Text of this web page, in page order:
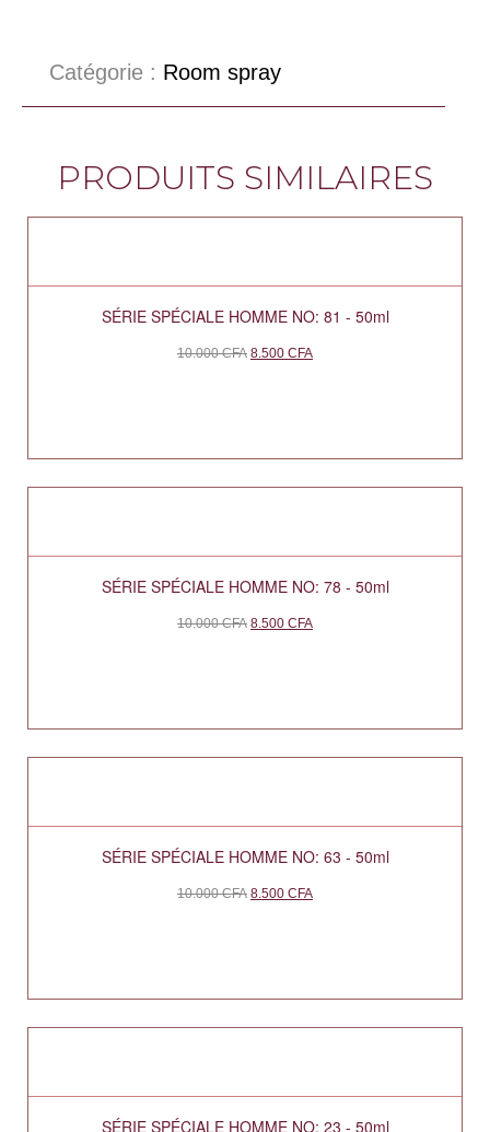
Catégorie : Room spray
PRODUITS SIMILAIRES
SÉRIE SPÉCIALE HOMME NO: 81 - 50ml
10.000CFA 8.500 CFA
SÉRIE SPÉCIALE HOMME NO: 78 - 50ml
10.000CFA 8.500 CFA
SÉRIE SPÉCIALE HOMME NO: 63 - 50ml
10.000CFA 8.500 CFA
SÉRIE SPÉCIALE HOMME NO: 23 - 50ml